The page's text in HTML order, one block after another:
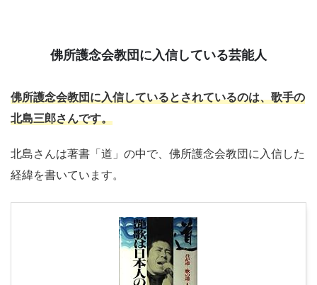
佛所護念会教団に入信している芸能人
佛所護念会教団に入信しているとされているのは、歌手の
北島三郎さんです。
北島さんは著書「道」の中で、佛所護念会教団に入信した
経緯を書いています。